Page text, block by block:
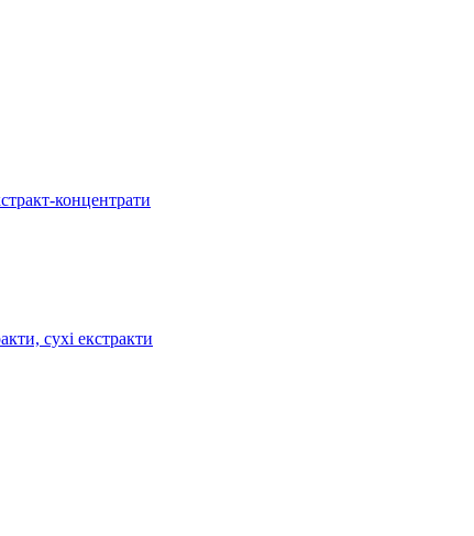
концентрати
сухі екстракти